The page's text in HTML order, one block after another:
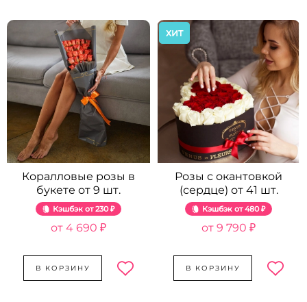
Коралловые розы в
букете от 9 шт.
Кэшбэк 230 ₽
4 690 ₽
В КОРЗИНУ
ХИТ
Розы с окантовкой
(сердце) от 41 шт.
Кэшбэк 480 ₽
9 790 ₽
В КОРЗИНУ